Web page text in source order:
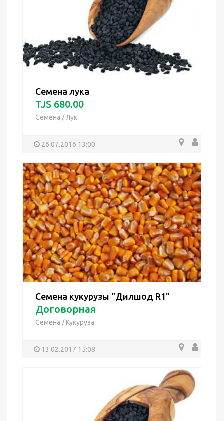
Семена лука
TJS 680.00
Семена /Лук
26.07.2016 13:00
Семена кукурузы "Дилшод R1"
Договорная
Семена /Кукуруза
13.02.2017 15:08